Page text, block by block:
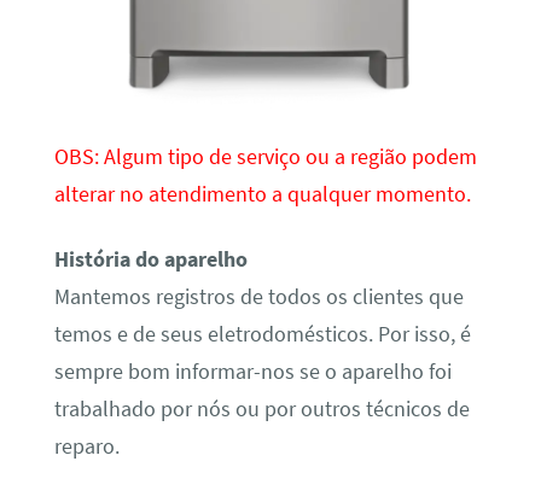
OBS: Algum tipo de serviço ou a região podem
alterar no atendimento a qualquer momento.
História do aparelho
Mantemos registros de todos os clientes que
temos e de seus eletrodomésticos. Por isso, é
sempre bom informar-nos se o aparelho foi
trabalhado por nós ou por outros técnicos de
reparo.